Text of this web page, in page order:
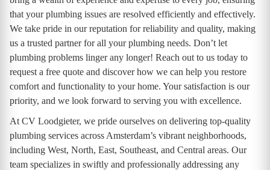
that your plumbing issues are resolved efficiently and effectively.
We take pride in our reputation for reliability and quality, making
us a trusted partner for all your plumbing needs. Don’t let
plumbing problems linger any longer! Reach out to us today to
request a free quote and discover how we can help you restore
comfort and functionality to your home. Your satisfaction is our
priority, and we look forward to serving you with excellence.
At CV Loodgieter, we pride ourselves on delivering top-quality
plumbing services across Amsterdam’s vibrant neighborhoods,
including West, North, East, Southeast, and Central areas. Our
team specializes in swiftly and professionally addressing any